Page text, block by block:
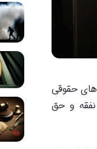
حقوقی
نفقه و حق